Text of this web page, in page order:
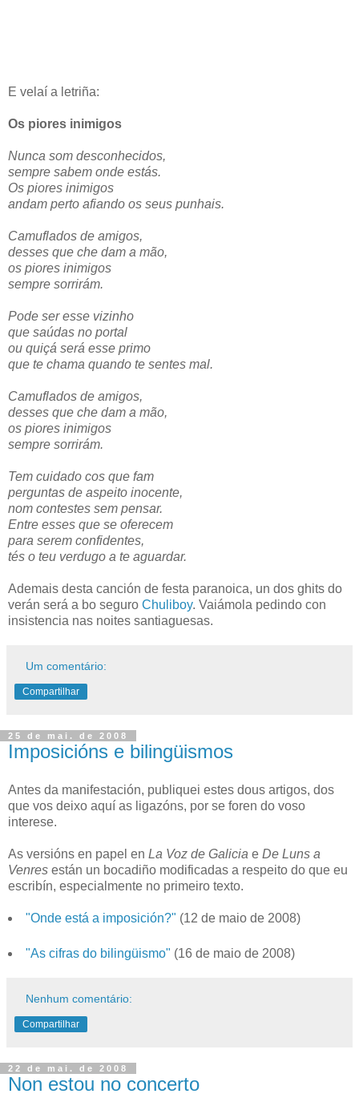
E velaí a letriña:
Os piores inimigos
Nunca som desconhecidos,
sempre sabem onde estás.
Os piores inimigos
andam perto afiando os seus punhais.
Camuflados de amigos,
desses que che dam a mão,
os piores inimigos
sempre sorrirám.
Pode ser esse vizinho
que saúdas no portal
ou quiçá será esse primo
que te chama quando te sentes mal.
Camuflados de amigos,
desses que che dam a mão,
os piores inimigos
sempre sorrirám.
Tem cuidado cos que fam
perguntas de aspeito inocente,
nom contestes sem pensar.
Entre esses que se oferecem
para serem confidentes,
tés o teu verdugo a te aguardar.
Ademais desta canción de festa paranoica, un dos ghits do
verán será a bo seguro Chuliboy. Vaiámola pedindo con
insistencia nas noites santiaguesas.
Um comentário:
Compartilhar
25 de mai. de 2008
Imposicións e bilingüismos
Antes da manifestación, publiquei estes dous artigos, dos
que vos deixo aquí as ligazóns, por se foren do voso
interese.
As versións en papel en La Voz de Galicia e De Luns a
Venres están un bocadiño modificadas a respeito do que eu
escribín, especialmente no primeiro texto.
"Onde está a imposición?" (12 de maio de 2008)
"As cifras do bilingüismo" (16 de maio de 2008)
Nenhum comentário:
Compartilhar
22 de mai. de 2008
Non estou no concerto